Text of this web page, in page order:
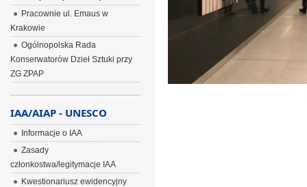
Pracownie ul. Emaus w
Krakowie
Ogólnopolska Rada
Konserwatorów Dzieł Sztuki przy
ZG ZPAP
IAA/AIAP - UNESCO
Informacje o IAA
Zasady
członkostwa/legitymacje IAA
Kwestionariusz ewidencyjny